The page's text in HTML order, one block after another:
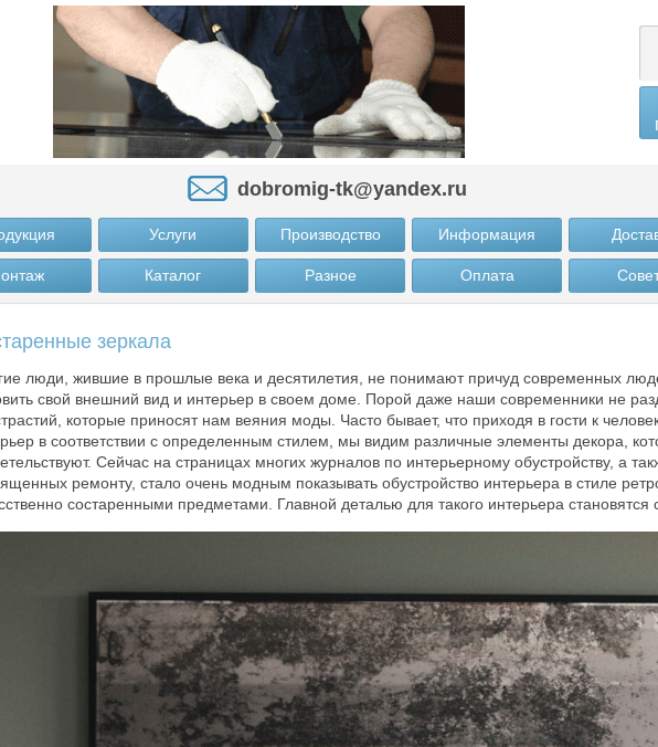
dobromig-tk@yandex.ru
Услуги Производство Информация
Каталог Разное Оплата
зеркала
люди, жившие в прошлые века и десятилетия, не понимают причуд современных
свой внешний вид и интерьер в своем доме. Порой даже наши современники не
которые приносят нам веяния моды. Часто бывает, что приходя в гости к
в соответствии с определенным стилем, мы видим различные элементы декора,
Сейчас на страницах многих журналов по интерьерному обустройству, а
ремонту, стало очень модным показывать обустройство интерьера в стиле
состаренными предметами. Главной деталью для такого интерьера становятся